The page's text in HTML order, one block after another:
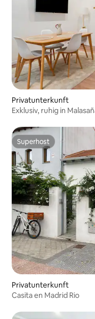
Privatunterkunft
Exklusiv, ruhig in
Superhost
Superhost
Privatunterkunft
Casita en Madrid Rio